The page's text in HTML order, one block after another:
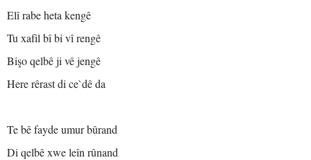
Elî rabe heta kengê
Tu xafil bî bi vî rengê
Bişo qelbê ji vê jengê
Here rêrast di ce`dê da
Te bê fayde umur bûrand
Di qelbê xwe leîn rûnand